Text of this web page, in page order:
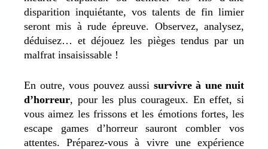
disparition inquiétante, vos talents de fin limier
seront mis à rude épreuve. Observez, analysez,
déduisez… et déjouez les pièges tendus par un
malfrat insaisissable !
En outre, vous pouvez aussi survivre à une nuit
d’horreur, pour les plus courageux. En effet, si
vous aimez les frissons et les émotions fortes, les
escape games d’horreur sauront combler vos
attentes. Préparez-vous à vivre une expérience